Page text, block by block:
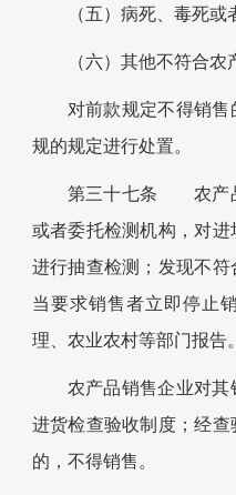
（五）病死、毒死或
（六）其他不符合农
对前款规定不得销
规的规定进行处置。
第三十七条 农产品
或者委托检测机构，对
进行抽查检测；发现不
当要求销售者立即停止
理、农业农村等部门报告。
农产品销售企业对
进货检查验收制度；经
的，不得销售。